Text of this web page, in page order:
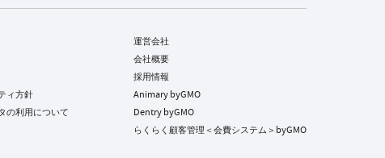
ィ方針
の利用について
運営会社
会社概要
採用情報
Animary byGMO
Dentry byGMO
らくらく顧客管理＜会費システム＞byGMO